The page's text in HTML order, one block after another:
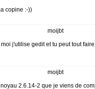
copine :-))
moijbt
j'utilise gedit et tu peut tout
moijbt
2.6.14-2 que je viens de